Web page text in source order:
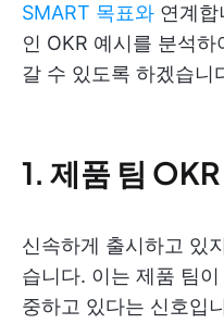
SMART 목표와 연계합
인 OKR 예시를 분석
갈 수 있도록 하겠습니
1. 제품 팀 OKR
신속하게 출시하고 있
습니다. 이는 제품 팀
중하고 있다는 신호입